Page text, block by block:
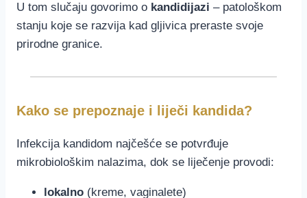
U tom slučaju govorimo o kandidijazi – patološkom
stanju koje se razvija kad gljivica preraste svoje
prirodne granice.
Kako se prepoznaje i liječi kandida?
Infekcija kandidom najčešće se potvrđuje
mikrobiološkim nalazima, dok se liječenje provodi:
lokalno (kreme, vaginalete)